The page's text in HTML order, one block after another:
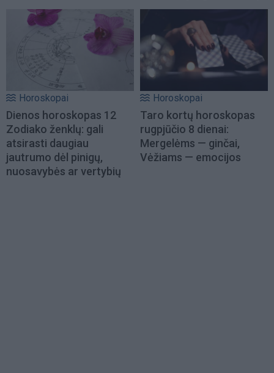
Horoskopai
Dienos horoskopas 12
Zodiako ženklų: gali
atsirasti daugiau
jautrumo dėl pinigų,
nuosavybės ar vertybių
Horoskopai
Taro kortų horoskopas
rugpjūčio 8 dienai:
Mergelėms — ginčai,
Vėžiams — emocijos